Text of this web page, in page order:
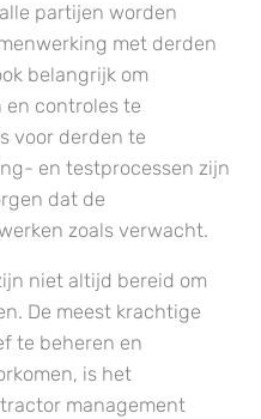
partijen worden
met derden
belangrijk om
controles te
voor derden te
en testprocessen zijn
dat de
zoals verwacht.
niet altijd bereid om
De meest krachtige
te beheren en
is het
management